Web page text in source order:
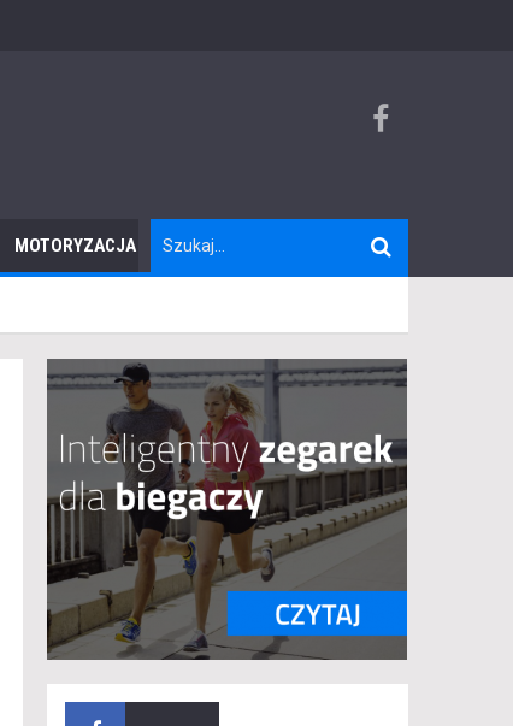
MOTORYZACJA TURYSTYKA